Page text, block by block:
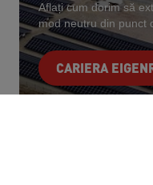
Aflați cum dorim să
mod neutru din punct
CARIERA